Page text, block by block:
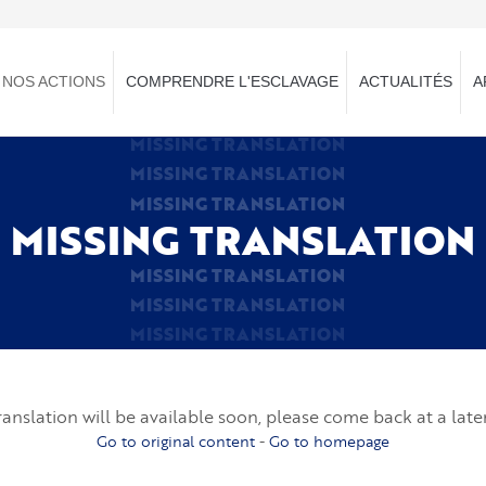
NOS ACTIONS COMPRENDRE L'ESCLAVAGE ACTUALITÉS
MISSING TRANSLATION
MISSING TRANSLATION
MISSING TRANSLATION
MISSING TRANSLATION
MISSING TRANSLATION
MISSING TRANSLATION
MISSING TRANSLATION
will be available soon, please come back at a
Go to original content - Go to homepage